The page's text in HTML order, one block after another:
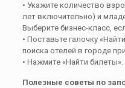
• Укажите количество
лет включительно) и
Выберите бизнес-класс,
• Поставьте галочку
поиска отелей в городе
• Нажмите «Найти билеты».
Полезные советы по